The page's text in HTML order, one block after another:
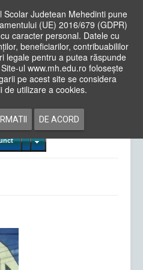
Judetean Mehedinti pune
(UE) 2016/679 (GDPR)
caracter personal. Datele cu
beneficiarilor, contribuabililor
legale pentru a putea răspunde
ul www.mh.edu.ro folosește
pe acest site se considera
de utilizare a cookies.
DE ACORD